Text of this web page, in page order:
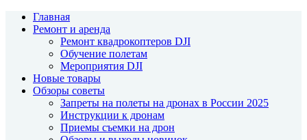
Главная
Ремонт и аренда
Ремонт квадрокоптеров DJI
Обучение полетам
Мероприятия DJI
Новые товары
Обзоры советы
Запреты на полеты на дронах в России 2025
Инструкции к дронам
Приемы съемки на дрон